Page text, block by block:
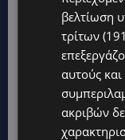
Hot this week
UPDATES
ΙΣΑΑΚ-
την
UPDATES
βελτίωση
τρίτων
αυτούς
ακριβών